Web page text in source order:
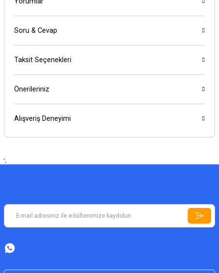
Soru & Cevap
Taksit Seçenekleri
Önerileriniz
Alışveriş Deneyimi
',